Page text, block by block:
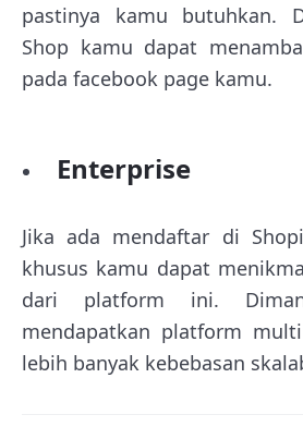
pastinya kamu butuhkan.
Shop kamu dapat
pada facebook page kamu.
Enterprise
Jika ada mendaftar di
khusus kamu dapat
dari platform ini.
mendapatkan platform
lebih banyak kebebasan